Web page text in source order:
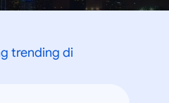
trending di